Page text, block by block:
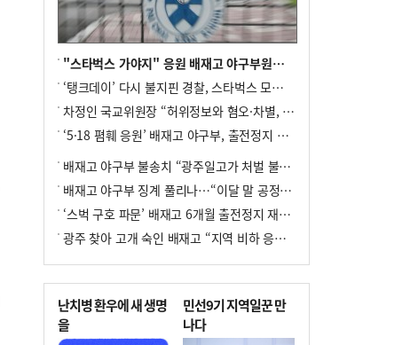
"스타벅스 가야지" 응원 배재고 야구부원들, 학교서 징계 처분
‘탱크데이’ 다시 불지핀 경찰, 스타벅스 모욕 혐의 압수수색
차정인 국교위원장 “허위정보와 혐오·차별, 학교 교실까지 유입"
‘5·18 폄훼 응원’ 배재고 야구부, 출전정지 6개월→1개월 감경
배재고 야구부 불송치 “광주일고가 처벌 불원 의사 표해”
배재고 야구부 징계 풀리나…“이달 말 공정위서 재심의”
‘스벅 구호 파문’ 배재고 6개월 출전정지 재심 신청키로
광주 찾아 고개 숙인 배재고 “지역 비하 응원 잘못”(종합)
난치병 환우에 새 생명
을
민선9기 지역일꾼 만
나다